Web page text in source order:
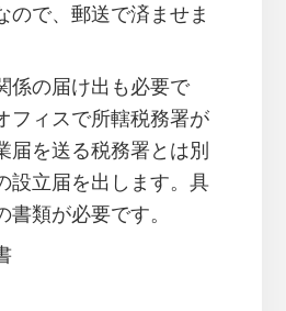
ので、郵送で済ませま
係の届け出も必要で
フィスで所轄税務署が
届を送る税務署とは別
設立届を出します。具
類が必要です。